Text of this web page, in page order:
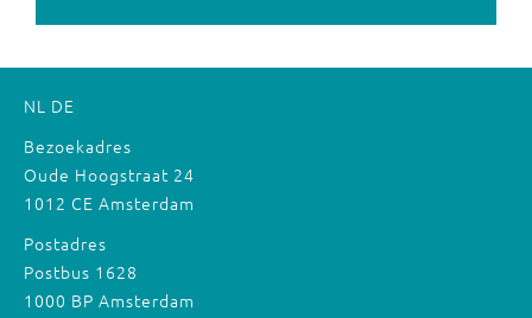
NL DE
Bezoekadres
Oude Hoogstraat 24
1012 CE Amsterdam
Postadres
Postbus 1628
1000 BP Amsterdam